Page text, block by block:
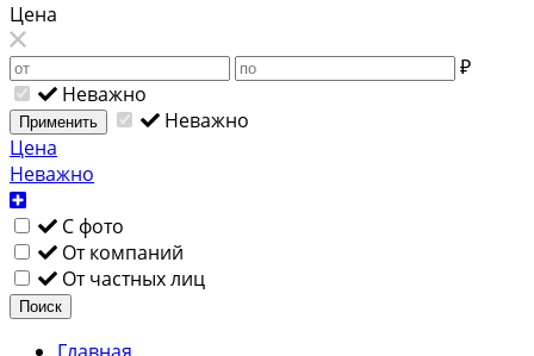
Цена
₽
Неважно
Применить
Неважно
Цена
Неважно
С фото
От компаний
От частных лиц
Поиск